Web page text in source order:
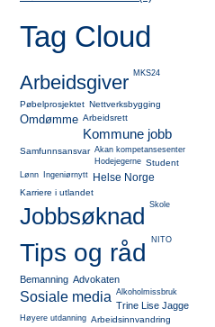
Tag Cloud
Arbeidsgiver MKS24
Pøbelprosjektet Nettverksbygging
Omdømme Arbeidsrett
Kommune jobb
Samfunnsansvar Akan kompetansesenter
Hodejegerne Student
Lønn Ingeniørnytt Helse Norge
Karriere i utlandet
Jobbsøknad Skole
Tips og råd NITO
Bemanning Advokaten
Sosiale media Alkoholmissbruk
Trine Lise Jagge
Høyere utdanning Arbeidsinnvandring